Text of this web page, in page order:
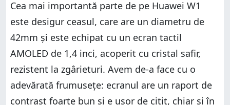
Cea mai importantă parte de pe Huawei W1
este desigur ceasul, care are un diametru de
42mm și este echipat cu un ecran tactil
AMOLED de 1,4 inci, acoperit cu cristal safir,
rezistent la zgârieturi. Avem de-a face cu o
adevărată frumusețe: ecranul are un raport de
contrast foarte bun și e ușor de citit, chiar și în